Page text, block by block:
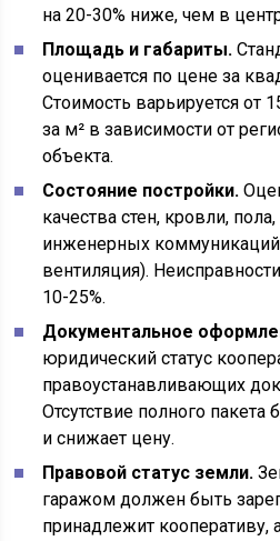
на 20-30% ниже, чем в
Площадь и габариты.
оценивается по цене за
Стоимость варьируется от
за м² в зависимости от
объекта.
Состояние постройки.
качества стен, кровли,
инженерных коммуникаций
вентиляция).
10-25%.
Документальное
юридический статус
правоустанавливающих
Отсутствие полного пакета
и снижает цену.
Правовой статус земли.
гаражом должен быть
принадлежит кооперативу,